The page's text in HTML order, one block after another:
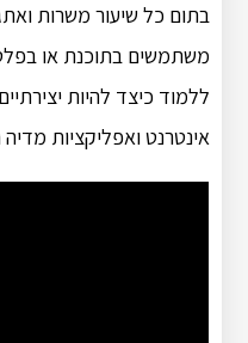
בתום כל שיעור משרות
משתמשים בתוכנת או
ללמוד כיצד להיות
אינטרנט ואפליקציות